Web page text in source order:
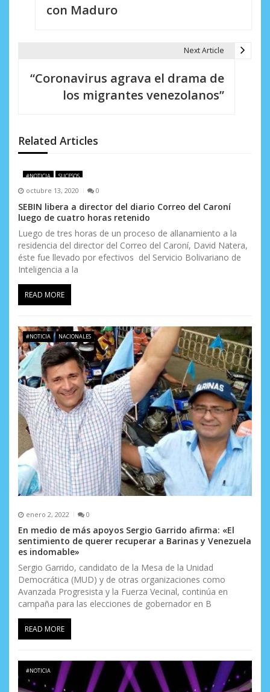
ó
n
d
e
e
n
t
r
a
d
a
s
con Maduro
Next Article
“Coronavirus agrava el drama de
los migrantes venezolanos”
Related Articles
#NOTICIA SUCESOS
octubre 13, 2020 0
SEBIN libera a director del diario Correo del Caroní
luego de cuatro horas retenido
Luego de tres horas de un proceso de allanamiento a la
residencia del director del Correo del Caroní, David Natera,
éste fue llevado por efectivos del Servicio Bolivariano de
Inteligencia a la
READ MORE
#NOTICIA NACIONALES
enero 2, 2022 0
En medio de más apoyos Sergio Garrido afirma: «El
sentimiento de querer recuperar a Barinas y Venezuela
es indomable»
Sergio Garrido, candidato de la Mesa de la Unidad
Democrática (MUD) y de otras organizaciones como
Avanzada Progresista y la Fuerza Vecinal, continúa en
campaña para las elecciones de gobernador en B
READ MORE
#NOTICIA